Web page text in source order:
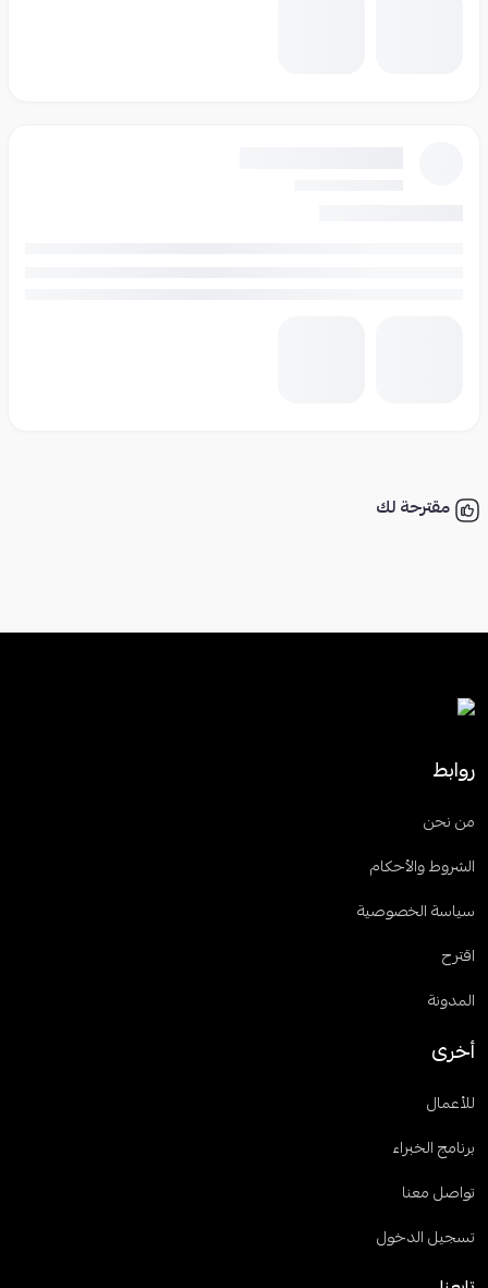
مقترحة لك
روابط
من نحن
الشروط والأحكام
سياسة الخصوصية
اقترح
المدونة
أخرى
للأعمال
برنامج الخبراء
تواصل معنا
تسجيل الدخول